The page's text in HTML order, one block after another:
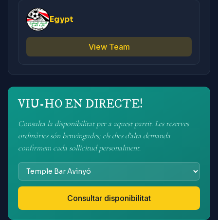
Egypt
View Team
VIU-HO EN DIRECTE!
Consulta la disponibilitat per a aquest partit. Les reserves
ordinàries són benvingudes; els dies d'alta demanda
confirmem cada sol·licitud personalment.
Consultar disponibilitat